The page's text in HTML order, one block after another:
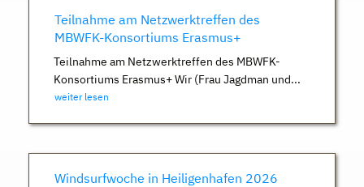
Teilnahme am Netzwerktreffen des
MBWFK-Konsortiums Erasmus+
Teilnahme am Netzwerktreffen des MBWFK-
Konsortiums Erasmus+ Wir (Frau Jagdman und...
weiter lesen
Windsurfwoche in Heiligenhafen 2026